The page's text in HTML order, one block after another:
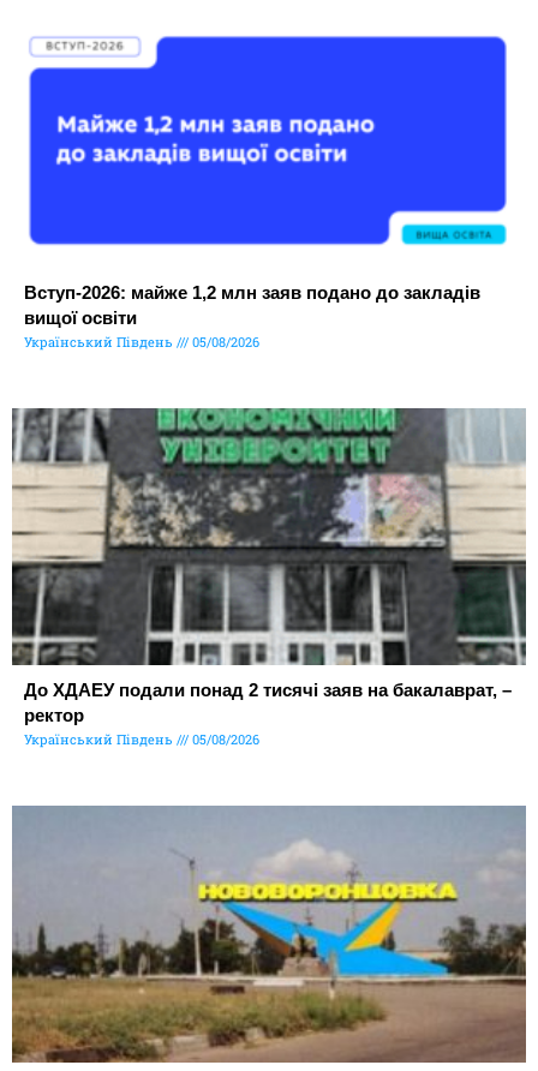
Вступ-2026: майже 1,2 млн заяв подано до закладів
вищої освіти
Український Південь 05/08/2026
До ХДАЕУ подали понад 2 тисячі заяв на бакалаврат, –
ректор
Український Південь 05/08/2026